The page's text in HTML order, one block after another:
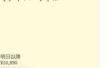
明日以降
¥10,890